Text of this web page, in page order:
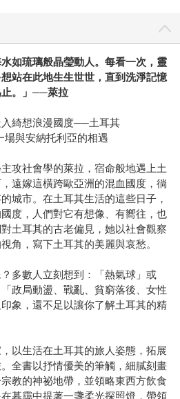
水如琉璃般晶瑩動人。每看一次，靈
站在此地生生世世，直到洗淨記憶
。」 ──萊拉
綺想浪漫國度──土耳其
場與安納托利亞的相遇
攻社會學的萊拉，宿命般地遇上土
遠嫁這橫跨歐亞洲的混血國度，徜
城市。在土耳其生活的這些日子，
度，人們對它有想像、有嚮往，也
土耳其的古老偏見，她以社會觀察
角，寫下土耳其的美麗與哀愁。
多數人立刻想到：「熱氣球」或
政局動盪、戰亂、貧窮落後、女性
象，還不足以讓你了解土耳其的精
以生活在土耳其的旅人姿態，拓展
全書以抒情優美的筆觸，細膩刻畫
教的神祕地帶，並領略東西方飲食
暮靄中提著一盞柔光探照燈，帶領